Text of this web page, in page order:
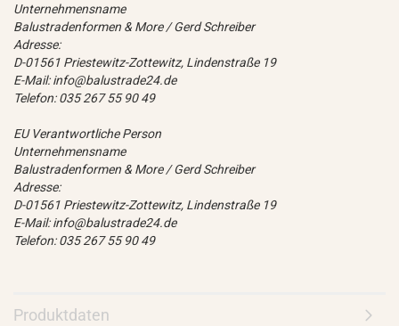
Unternehmensname
Balustradenformen & More / Gerd Schreiber
Adresse:
D-01561 Priestewitz-Zottewitz, Lindenstraße 19
E-Mail: info@balustrade24.de
Telefon: 035 267 55 90 49
EU Verantwortliche Person
Unternehmensname
Balustradenformen & More / Gerd Schreiber
Adresse:
D-01561 Priestewitz-Zottewitz, Lindenstraße 19
E-Mail: info@balustrade24.de
Telefon: 035 267 55 90 49
Produktdaten